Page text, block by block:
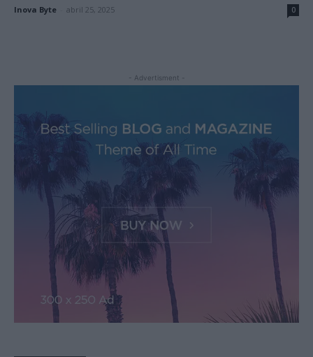
Inova Byte abril 25, 2025 0
- Advertisment -